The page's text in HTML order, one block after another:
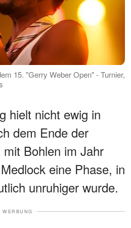
15. "Gerry Weber Open" - Turnier,
hielt nicht ewig in
dem Ende der
Bohlen im Jahr
eine Phase, in
unruhiger wurde.
WERBUNG